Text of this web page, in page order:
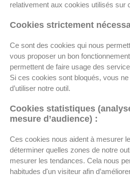
relativement aux cookies utilisés sur
Cookies strictement
Ce sont des cookies qui nous
vous proposer un bon
permettent de faire usage des
Si ces cookies sont bloqués, vous
d’utiliser notre outil.
Cookies statistiques
mesure d’audience) :
Ces cookies nous aident à mesurer
déterminer quelles zones de notre
mesurer les tendances. Cela nous
habitudes d'un visiteur afin